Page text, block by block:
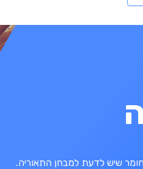
שיש לדעת למבחן התאוריה.